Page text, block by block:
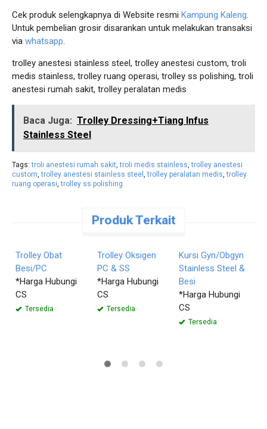
Cek produk selengkapnya di Website resmi Kampung Kaleng.
Untuk pembelian grosir disarankan untuk melakukan transaksi
via whatsapp.
trolley anestesi stainless steel, trolley anestesi custom, troli
medis stainless, trolley ruang operasi, trolley ss polishing, troli
anestesi rumah sakit, trolley peralatan medis
Baca Juga: Trolley Dressing+Tiang Infus
Stainless Steel
Tags:troli anestesi rumah sakit ,troli medis stainless ,trolley anestesi
custom ,trolley anestesi stainless steel ,trolley peralatan medis ,trolley
ruang operasi ,trolley ss polishing
Produk Terkait
Trolley Obat
Besi/PC
*Harga Hubungi
CS
Tersedia
Pesan
Trolley Oksigen
PC & SS
*Harga Hubungi
CS
Tersedia
Kursi Gyn/Obgyn
Stainless Steel &
Besi
*Harga Hubungi
CS
Tersedia